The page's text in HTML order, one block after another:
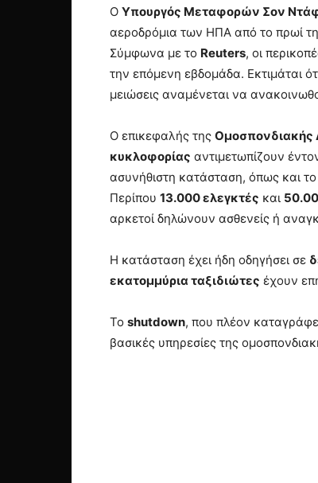
Ο Υπουργός Μεταφορών Σον
αεροδρόμια των ΗΠΑ από το πρωί
Σύμφωνα με το Reuters, οι
την επόμενη εβδομάδα. Εκτιμάται
μειώσεις αναμένεται να
Ο επικεφαλής της Ομοσπονδιακής
κυκλοφορίας αντιμετωπίζουν
ασυνήθιστη κατάσταση, όπως και το
Περίπου 13.000 ελεγκτές και
αρκετοί δηλώνουν ασθενείς ή
Η κατάσταση έχει ήδη οδηγήσει σε
εκατομμύρια ταξιδιώτες έχουν
Το shutdown, που πλέον
βασικές υπηρεσίες της